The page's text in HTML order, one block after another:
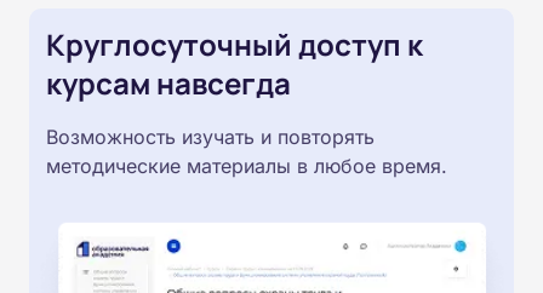
Круглосуточный доступ к
курсам навсегда
Возможность изучать и повторять
методические материалы в любое время.